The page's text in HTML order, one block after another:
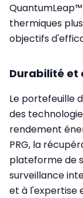
thermiques
objectifs
Durabilité
Le portefeuille
des
rendement
PRG, la
plateforme de
surveillance
et à l'expertise